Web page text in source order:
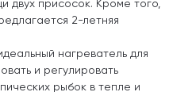
двух присосок. Кроме того,
2-летняя
нагреватель для
и регулировать
рыбок в тепле и